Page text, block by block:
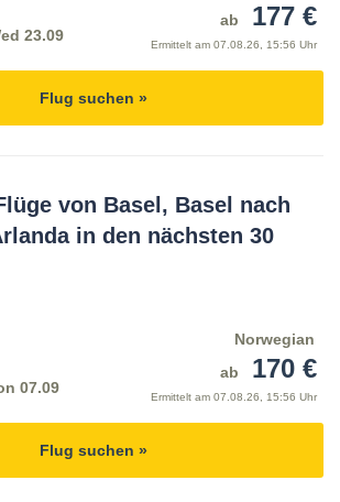
23.09
ab
177 €
Ermittelt am 07.08.26, 15:56 Uhr
Flug suchen »
von Basel, Basel nach
in den nächsten 30
07.09
Norwegian
ab
170 €
Ermittelt am 07.08.26, 15:56 Uhr
Flug suchen »